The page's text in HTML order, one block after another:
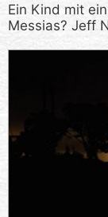
Ein Kind mit
Messias? Jeff